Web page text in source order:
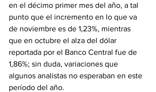
en el décimo primer mes del año, a tal
punto que el incremento en lo que va
de noviembre es de 1,23%, mientras
que en octubre el alza del dólar
reportada por el Banco Central fue de
1,86%; sin duda, variaciones que
algunos analistas no esperaban en este
período del año.